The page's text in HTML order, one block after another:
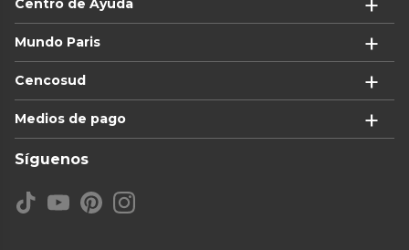
Mundo Paris
Cencosud
Medios de pago
Síguenos